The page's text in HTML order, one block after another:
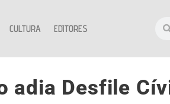
CULTURA EDITORES
adia Desfile